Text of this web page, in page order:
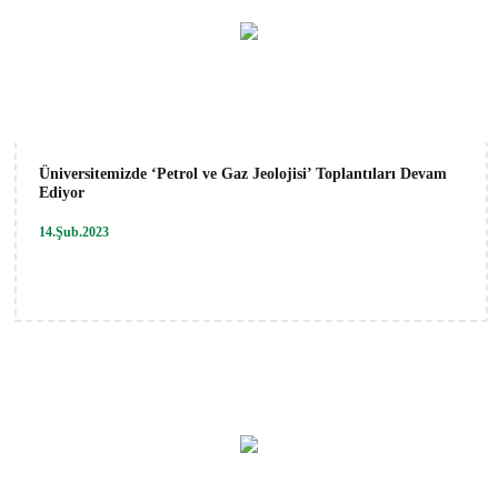
Üniversitemizde ‘Petrol ve Gaz Jeolojisi’ Toplantıları Devam
Ediyor
14.Şub.2023